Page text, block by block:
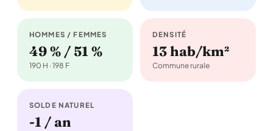
HOMMES / FEMMES
49 % / 51 %
190 H · 198 F
DENSITÉ
13 hab/km²
Commune rurale
SOLDE NATUREL
-1 / an